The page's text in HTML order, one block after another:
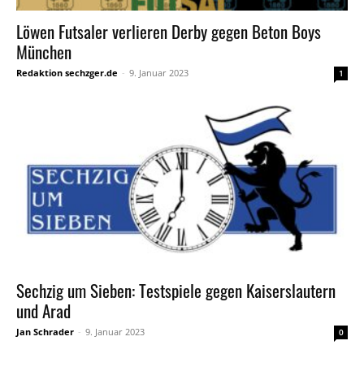
Löwen Futsaler verlieren Derby gegen Beton Boys
München
Redaktion sechzger.de - 9. Januar 2023 1
Sechzig um Sieben: Testspiele gegen Kaiserslautern
und Arad
Jan Schrader - 9. Januar 2023 0